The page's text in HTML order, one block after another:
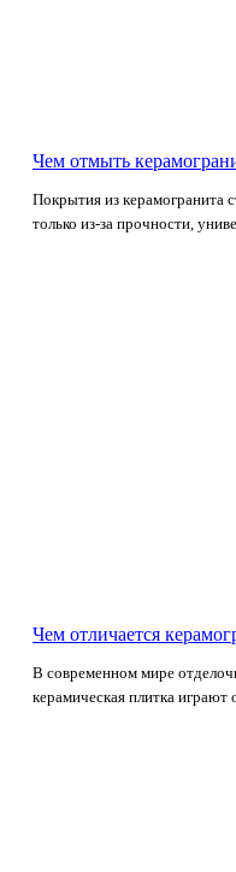
Чем отмыть
Покрытия из керамогранита
только из-за прочности,
Чем отличается
В современном мире
керамическая плитка играют